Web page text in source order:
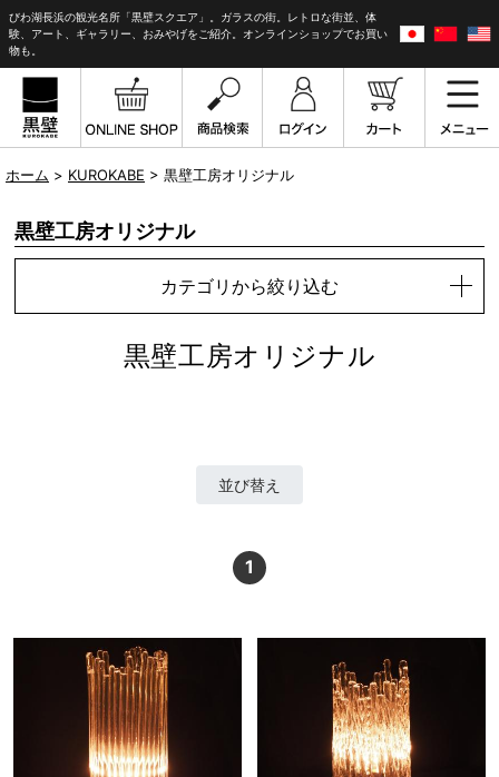
びわ湖長浜の観光名所「黒壁スクエア」。ガラスの街。レトロな街並、体
験、アート、ギャラリー、おみやげをご紹介。オンラインショップでお買い
物も。
ホーム > KUROKABE > 黒壁工房オリジナル
黒壁工房オリジナル
カテゴリから絞り込む
黒壁工房オリジナル
並び替え
1